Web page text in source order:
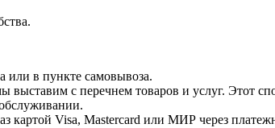
или в пункте самовывоза.
выставим с перечнем товаров и услуг. Этот
картой Visa, Mastercard или МИР через